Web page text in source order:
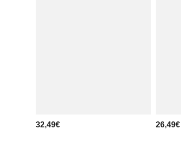
32,49€ 26,49€